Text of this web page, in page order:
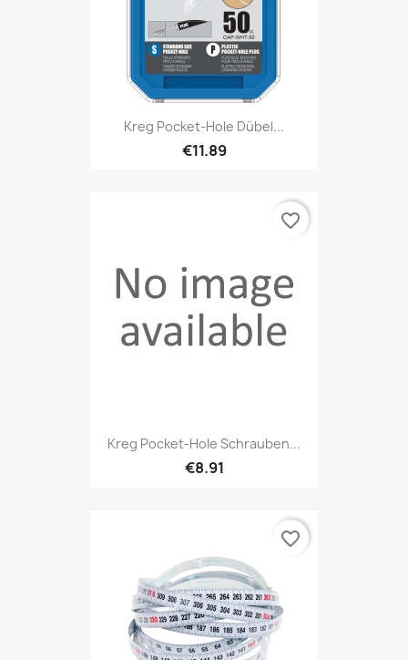
Kreg Pocket-Hole Dübel...
€11.89
Kreg Pocket-Hole Schrauben...
€8.91
favorite_border
favorite_border